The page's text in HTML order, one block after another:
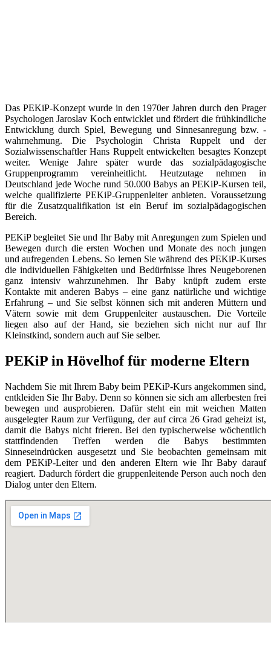
Das PEKiP-Konzept wurde in den 1970er Jahren durch den Prager
Psychologen Jaroslav Koch entwicklet und fördert die frühkindliche
Entwicklung durch Spiel, Bewegung und Sinnesanregung bzw. -
wahrnehmung. Die Psychologin Christa Ruppelt und der
Sozialwissenschaftler Hans Ruppelt entwickelten besagtes Konzept
weiter. Wenige Jahre später wurde das sozialpädagogische
Gruppenprogramm vereinheitlicht. Heutzutage nehmen in
Deutschland jede Woche rund 50.000 Babys an PEKiP-Kursen teil,
welche qualifizierte PEKiP-Gruppenleiter anbieten. Voraussetzung
für die Zusatzqualifikation ist ein Beruf im sozialpädagogischen
Bereich.
PEKiP begleitet Sie und Ihr Baby mit Anregungen zum Spielen und
Bewegen durch die ersten Wochen und Monate des noch jungen
und aufregenden Lebens. So lernen Sie während des PEKiP-Kurses
die individuellen Fähigkeiten und Bedürfnisse Ihres Neugeborenen
ganz intensiv wahrzunehmen. Ihr Baby knüpft zudem erste
Kontakte mit anderen Babys – eine ganz natürliche und wichtige
Erfahrung – und Sie selbst können sich mit anderen Müttern und
Vätern sowie mit dem Gruppenleiter austauschen. Die Vorteile
liegen also auf der Hand, sie beziehen sich nicht nur auf Ihr
Kleinstkind, sondern auch auf Sie selber.
PEKiP in Hövelhof für moderne Eltern
Nachdem Sie mit Ihrem Baby beim PEKiP-Kurs angekommen sind,
entkleiden Sie Ihr Baby. Denn so können sie sich am allerbesten frei
bewegen und ausprobieren. Dafür steht ein mit weichen Matten
ausgelegter Raum zur Verfügung, der auf circa 26 Grad geheizt ist,
damit die Babys nicht frieren. Bei den typischerweise wöchentlich
stattfindenden Treffen werden die Babys bestimmten
Sinneseindrücken ausgesetzt und Sie beobachten gemeinsam mit
dem PEKiP-Leiter und den anderen Eltern wie Ihr Baby darauf
reagiert. Dadurch fördert die gruppenleitende Person auch noch den
Dialog unter den Eltern.